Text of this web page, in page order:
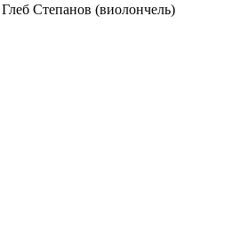
Степанов (виолончель)